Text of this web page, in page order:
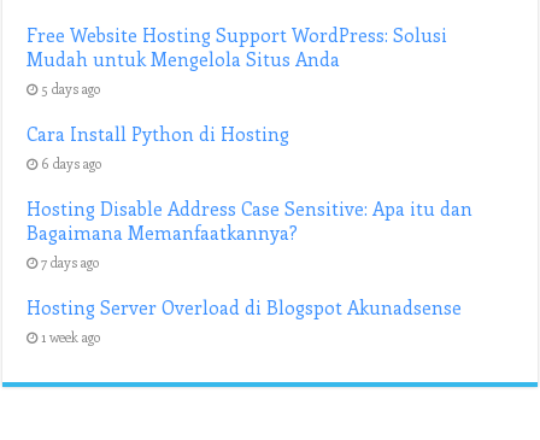
Free Website Hosting Support WordPress: Solusi
Mudah untuk Mengelola Situs Anda
5 days ago
Cara Install Python di Hosting
6 days ago
Hosting Disable Address Case Sensitive: Apa itu dan
Bagaimana Memanfaatkannya?
7 days ago
Hosting Server Overload di Blogspot Akunadsense
1 week ago